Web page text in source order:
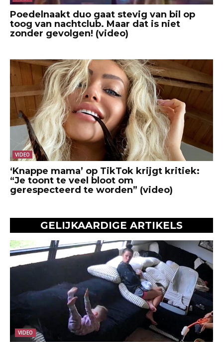
Poedelnaakt duo gaat stevig van bil op
toog van nachtclub. Maar dat is niet
zonder gevolgen! (video)
VIDEO
‘Knappe mama’ op TikTok krijgt kritiek:
“Je toont te veel bloot om
gerespecteerd te worden” (video)
GELIJKAARDIGE ARTIKELS
VIDEO